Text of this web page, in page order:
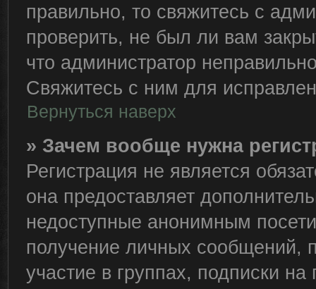
правильно, то свяжитесь с
проверить, не был ли вам
что администратор
Свяжитесь с ним для
Вернуться наверх
» Зачем вообще нужна
Регистрация не является
она предоставляет
недоступные анонимным
получение личных сообщений,
участие в группах, подписки